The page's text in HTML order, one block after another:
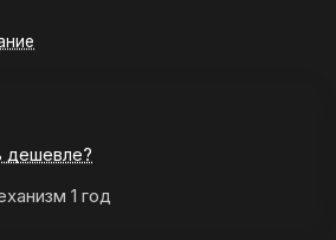
дешевле?
1 год